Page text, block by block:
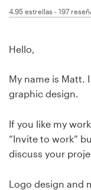
4.95 estrellas - 197
Hello,
My name is Matt.
graphic design.
If you like my
“Invite to work”
discuss your
Logo design and
Concursos de
Descubra la
99designs Studio
99designs Pro